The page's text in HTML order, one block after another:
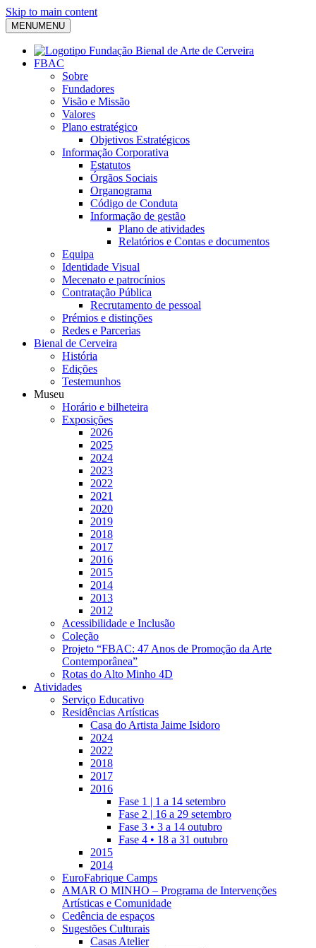
Skip to main content
MENUMENU
FBAC
Sobre
Fundadores
Visão e Missão
Valores
Plano estratégico
Objetivos Estratégicos
Informação Corporativa
Estatutos
Órgãos Sociais
Organograma
Código de Conduta
Informação de gestão
Plano de atividades
Relatórios e Contas e documentos
Equipa
Identidade Visual
Mecenato e patrocínios
Contratação Pública
Recrutamento de pessoal
Prémios e distinções
Redes e Parcerias
Bienal de Cerveira
História
Edições
Testemunhos
Museu
Horário e bilheteira
Exposições
2026
2025
2024
2023
2022
2021
2020
2019
2018
2017
2016
2015
2014
2013
2012
Acessibilidade e Inclusão
Coleção
Projeto “FBAC: 47 Anos de Promoção da Arte
Contemporânea”
Rotas do Alto Minho 4D
Atividades
Serviço Educativo
Residências Artísticas
Casa do Artista Jaime Isidoro
2024
2022
2018
2017
2016
Fase 1 | 1 a 14 setembro
Fase 2 | 16 a 29 setembro
Fase 3 • 3 a 14 outubro
Fase 4 • 18 a 31 outubro
2015
2014
EuroFabrique Camps
AMAR O MINHO – Programa de Intervenções
Artísticas e Comunidade
Cedência de espaços
Sugestões Culturais
Casas Atelier